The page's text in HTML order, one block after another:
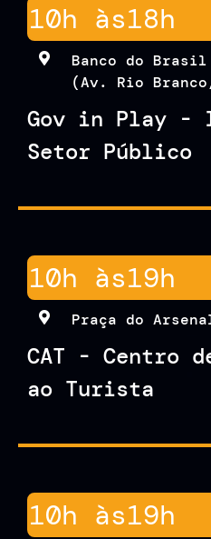
10h às18h
Banco do
(Av. Rio
Gov in Play -
Setor Público
10h às19h
Praça do
CAT - Centro
ao Turista
10h às19h